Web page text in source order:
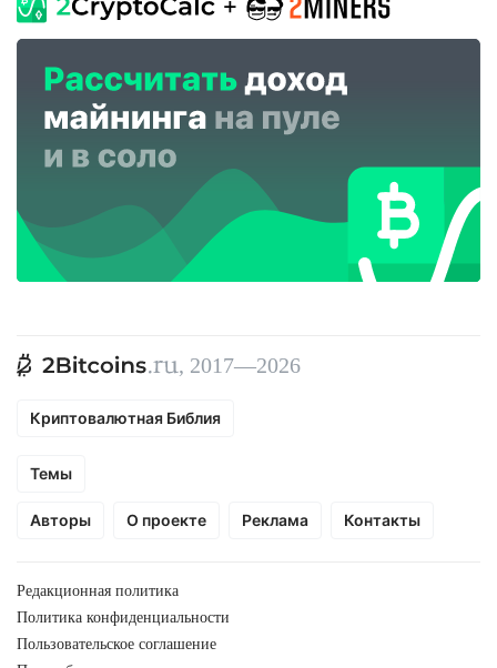
, 2017—2026
Криптовалютная Библия
Темы
Авторы О проекте Реклама Контакты
Редакционная политика
Политика конфиденциальности
Пользовательское соглашение